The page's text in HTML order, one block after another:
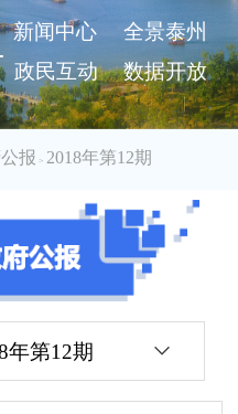
新闻中心
全景泰州
政民互动 数据开放
报 > 2018年第12期
年第12期